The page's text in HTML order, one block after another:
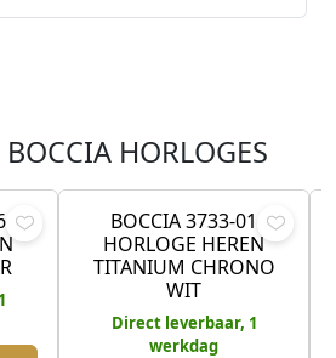
HORLOGES
€249,00
BOCCIA 3733-01
HORLOGE HEREN
TITANIUM CHRONO
WIT
Direct leverbaar, 1
werkdag